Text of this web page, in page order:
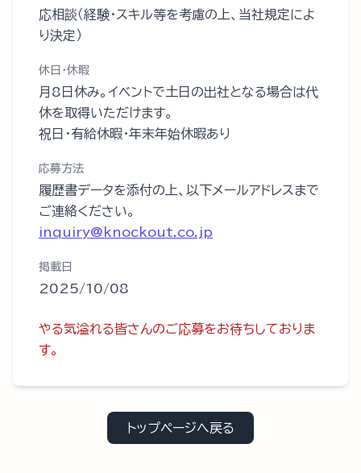
応相談（経験・スキル等を考慮の上、当社規定によ
り決定）
休日・休暇
月8日休み。イベントで土日の出社となる場合は代
休を取得いただけます。
祝日・有給休暇・年末年始休暇あり
応募方法
履歴書データを添付の上、以下メールアドレスまで
ご連絡ください。
inquiry@knockout.co.jp
掲載日
2025/10/08
やる気溢れる皆さんのご応募をお待ちしておりま
す。
トップページへ戻る